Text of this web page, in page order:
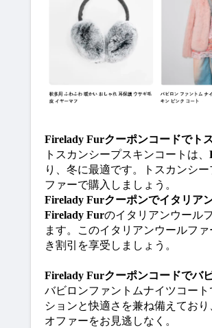
Firelady Furクーポンコードでト
トスカンシープスキンコートは、
り、冬に最適です。トスカンシ
ファーで購入しましょう。
Firelady Furクーポンでイタリア
Firelady Furのイタリアンウール
ます。このイタリアンウールフ
き割引を享受しましょう。
Firelady Furクーポンコードでバ
バビロンファントムナイツコー
ションと快適さを兼ね備えてお
オファーをお見逃しなく。